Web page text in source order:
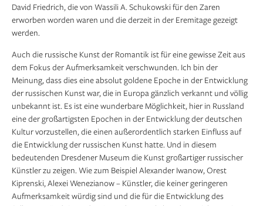
David Friedrich, die von Wassili A. Schukowski für den Zaren
erworben worden waren und die derzeit in der Eremitage gezeigt
werden.
Auch die russische Kunst der Romantik ist für eine gewisse Zeit aus
dem Fokus der Aufmerksamkeit verschwunden. Ich bin der
Meinung, dass dies eine absolut goldene Epoche in der Entwicklung
der russischen Kunst war, die in Europa gänzlich verkannt und völlig
unbekannt ist. Es ist eine wunderbare Möglichkeit, hier in Russland
eine der großartigsten Epochen in der Entwicklung der deutschen
Kultur vorzustellen, die einen außerordentlich starken Einfluss auf
die Entwicklung der russischen Kunst hatte. Und in diesem
bedeutenden Dresdener Museum die Kunst großartiger russischer
Künstler zu zeigen. Wie zum Beispiel Alexander Iwanow, Orest
Kiprenski, Alexei Wenezianow – Künstler, die keiner geringeren
Aufmerksamkeit würdig sind und die für die Entwicklung des